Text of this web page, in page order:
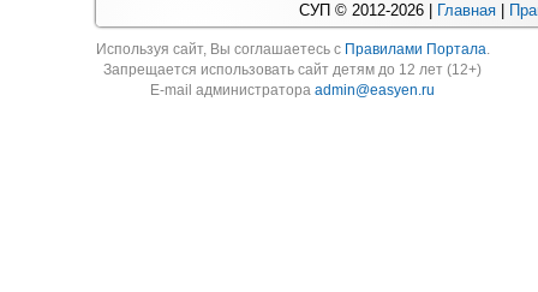
СУП © 2012-2026 | Главная
Используя cайт, Вы соглашаетесь с Правилами Портала.
Запрещается использовать сайт детям до 12 лет (12+)
E-mail администратораadmin@easyen.ru